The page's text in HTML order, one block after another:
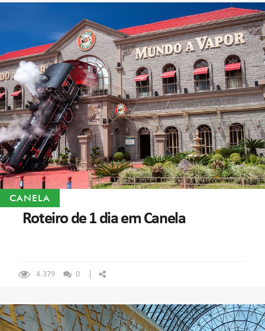
CANELA
Roteiro de 1 dia em Canela
4.379 0